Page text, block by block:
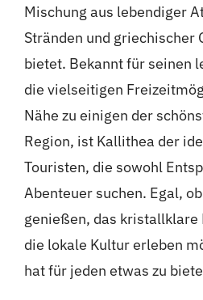
Mischung aus lebendiger
Stränden und griechischer
bietet. Bekannt für seinen
die vielseitigen
Nähe zu einigen der
Region, ist Kallithea der
Touristen, die sowohl
Abenteuer suchen. Egal,
genießen, das kristallklare
die lokale Kultur erleben
hat für jeden etwas zu